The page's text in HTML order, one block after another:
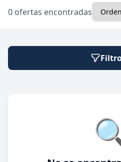
🔍
0 ofertas encontradas
Modalidad de trabajo